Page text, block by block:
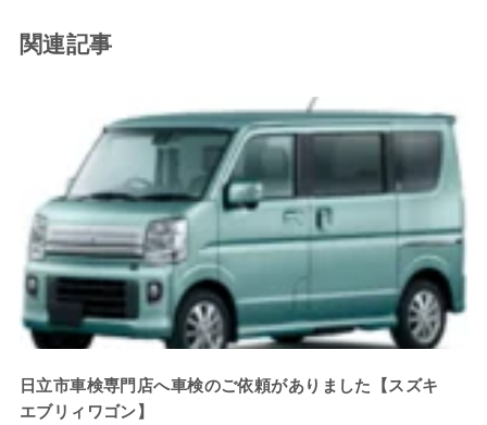
関連記事
日立市車検専門店へ車検のご依頼がありました【スズキ
エブリィワゴン】